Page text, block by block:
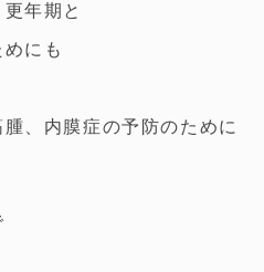
年期と
にも
、内膜症の予防のために